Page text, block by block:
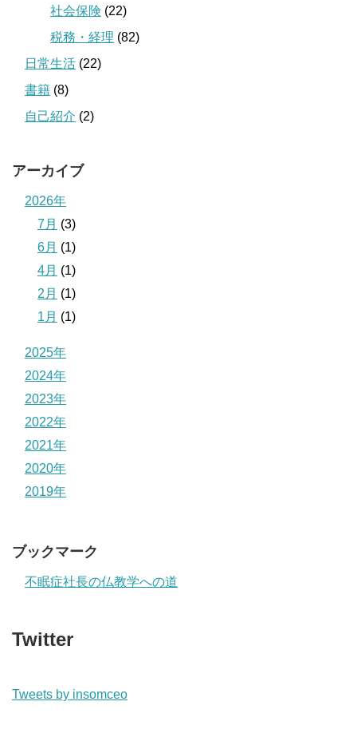
社会保険 (22)
税務・経理 (82)
日常生活 (22)
書籍 (8)
自己紹介 (2)
アーカイブ
2026年
7月 (3)
6月 (1)
4月 (1)
2月 (1)
1月 (1)
2025年
2024年
2023年
2022年
2021年
2020年
2019年
ブックマーク
不眠症社長の仏教学への道
Twitter
Tweets by insomceo